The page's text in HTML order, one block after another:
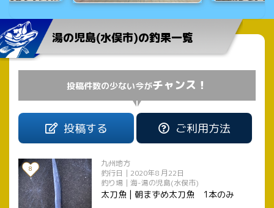
湯の児島(水俣市)の釣果一覧
投稿件数の少ない今がチャンス！
投稿する ご利用方法
九州地方
釣行日｜2020年8 月22日
釣り場｜海-湯の児島(水俣市)
太刀魚 | 朝まずめ太刀魚 1本のみ
8